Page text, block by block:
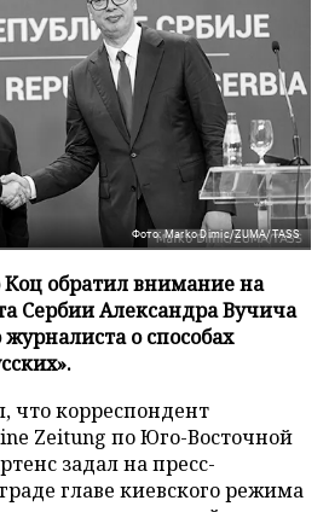
Фото: Marko Dimic/ZUMA/TASS
обратил внимание на
Сербии Александра Вучича
о способах
что корреспондент
Zeitung по Юго-Восточной
задал на пресс-
главе киевского режима